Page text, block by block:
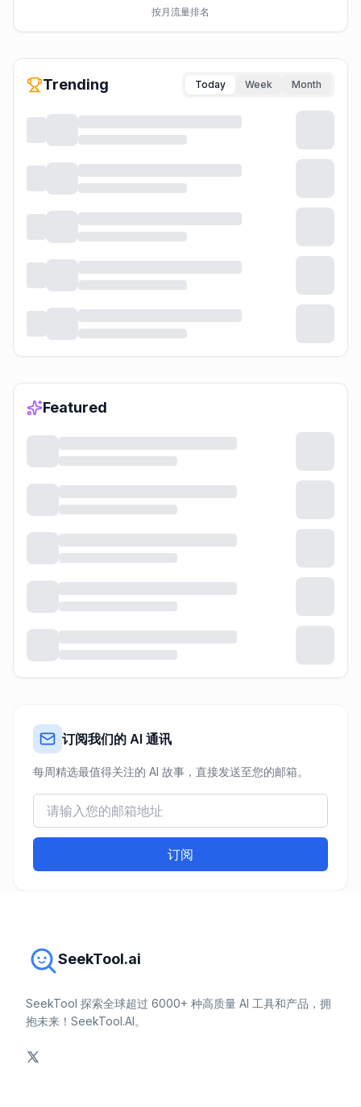
按月流量排名
Trending Today Week Month
Featured
订阅我们的 AI 通讯
每周精选最值得关注的 AI 故事，直接发送至您的邮箱。
订阅
SeekTool.ai
SeekTool 探索全球超过 6000+ 种高质量 AI 工具和产品，拥
抱未来！SeekTool.AI。